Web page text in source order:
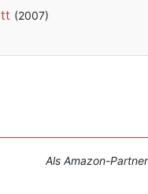
(2007)
Als Amazon-